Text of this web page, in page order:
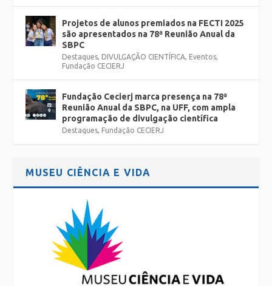
Projetos de alunos premiados na FECTI 2025
são apresentados na 78ª Reunião Anual da
SBPC
Destaques, DIVULGAÇÃO CIENTÍFICA, Eventos,
Fundação CECIERJ
Fundação Cecierj marca presença na 78ª
Reunião Anual da SBPC, na UFF, com ampla
programação de divulgação científica
Destaques, Fundação CECIERJ
MUSEU CIÊNCIA E VIDA